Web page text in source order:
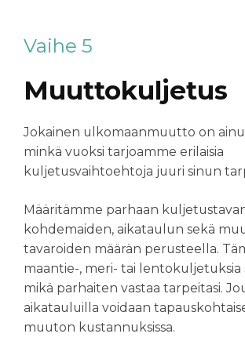
Vaihe 5
Muuttokuljetus
Jokainen ulkomaanmuutto on
minkä vuoksi tarjoamme erilaisia
kuljetusvaihtoehtoja juuri sinun
Määritämme parhaan
kohdemaiden, aikataulun sekä
tavaroiden määrän perusteella.
maantie-, meri- tai lentokuljetuksia
mikä parhaiten vastaa tarpeitasi.
aikatauluilla voidaan
muuton kustannuksissa.